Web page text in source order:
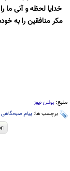
خدایا لحظه و آنی ما
مکر منافقین را به
منبع: بولتن نیوز
برچسب ها: پیام صبحگاهی